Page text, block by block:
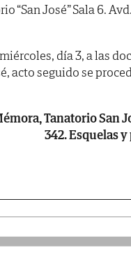
“San José” Sala 6.
día 3, a las
acto seguido se
Tanatorio San
342. Esquelas